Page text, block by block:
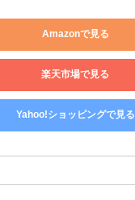
Amazonで見る
楽天市場で見る
Yahoo!ショッピングで見る